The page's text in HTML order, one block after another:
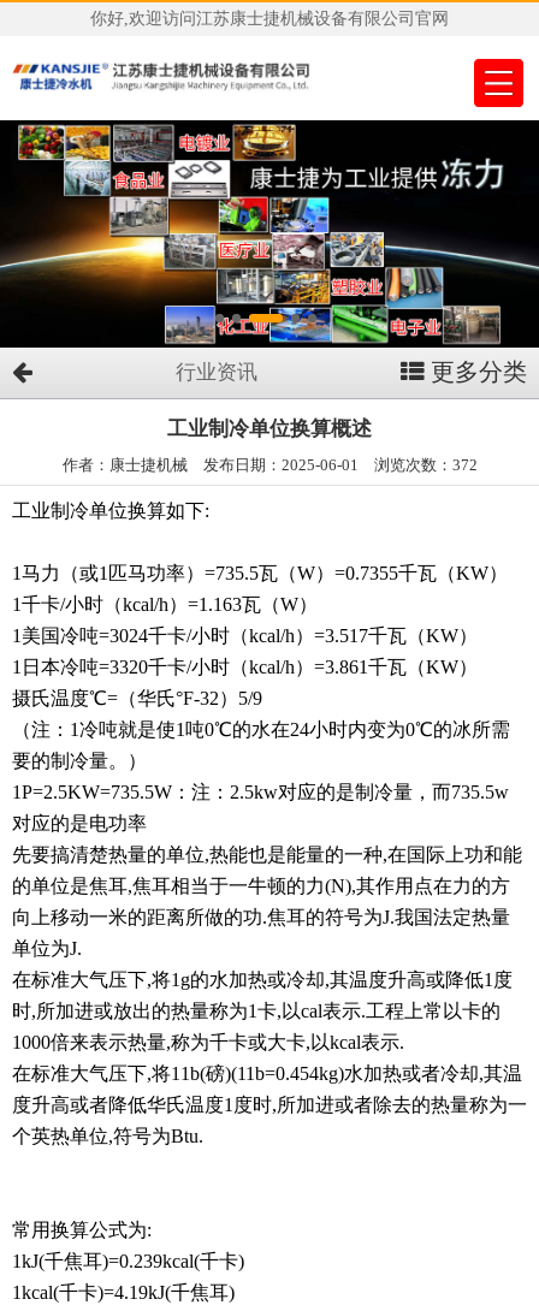
你好,欢迎访问江苏康士捷机械设备有限公司官网
行业资讯 更多分类
工业制冷单位换算概述
作者：康士捷机械 发布日期：2025-06-01 浏览次数：372
工业制冷单位换算如下:
1马力（或1匹马功率）=735.5瓦（W）=0.7355千瓦（KW）
1千卡/小时（kcal/h）=1.163瓦（W）
1美国冷吨=3024千卡/小时（kcal/h）=3.517千瓦（KW）
1日本冷吨=3320千卡/小时（kcal/h）=3.861千瓦（KW）
摄氏温度℃=（华氏°F-32）5/9
（注：1冷吨就是使1吨0℃的水在24小时内变为0℃的冰所需
要的制冷量。）
1P=2.5KW=735.5W：注：2.5kw对应的是制冷量，而735.5w
对应的是电功率
先要搞清楚热量的单位,热能也是能量的一种,在国际上功和能
的单位是焦耳,焦耳相当于一牛顿的力(N),其作用点在力的方
向上移动一米的距离所做的功.焦耳的符号为J.我国法定热量
单位为J.
在标准大气压下,将1g的水加热或冷却,其温度升高或降低1度
时,所加进或放出的热量称为1卡,以cal表示.工程上常以卡的
1000倍来表示热量,称为千卡或大卡,以kcal表示.
在标准大气压下,将11b(磅)(11b=0.454kg)水加热或者冷却,其温
度升高或者降低华氏温度1度时,所加进或者除去的热量称为一
个英热单位,符号为Btu.
常用换算公式为:
1kJ(千焦耳)=0.239kcal(千卡)
1kcal(千卡)=4.19kJ(千焦耳)